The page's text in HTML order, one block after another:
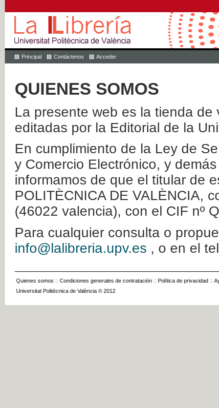
Principal Contáctenos Acceder
QUIENES SOMOS
La presente web es la tienda
editadas por la Editorial de la
En cumplimiento de la Ley de
y Comercio Electrónico, y
informamos de que el titular de
POLITÈCNICA DE VALÈNCIA,
(46022 valencia), con el CIF nº
Para cualquier consulta o
info@lalibreria.upv.es , o en el
Quienes somos :: Condiciones generales de contratación :: Política de privacidad ::
Universitat Politècnica de València © 2012